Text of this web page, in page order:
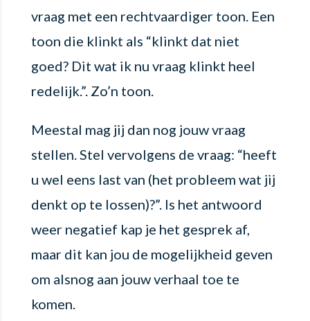
vraag met een rechtvaardiger toon. Een
toon die klinkt als “klinkt dat niet
goed? Dit wat ik nu vraag klinkt heel
redelijk.”. Zo’n toon.
Meestal mag jij dan nog jouw vraag
stellen. Stel vervolgens de vraag: “heeft
u wel eens last van (het probleem wat jij
denkt op te lossen)?”. Is het antwoord
weer negatief kap je het gesprek af,
maar dit kan jou de mogelijkheid geven
om alsnog aan jouw verhaal toe te
komen.